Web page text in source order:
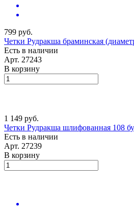
799 руб.
Четки Рудракша браминская
Есть в наличии
Арт. 27243
В корзину
1 149 руб.
Четки Рудракша шлифованная 108
Есть в наличии
Арт. 27239
В корзину